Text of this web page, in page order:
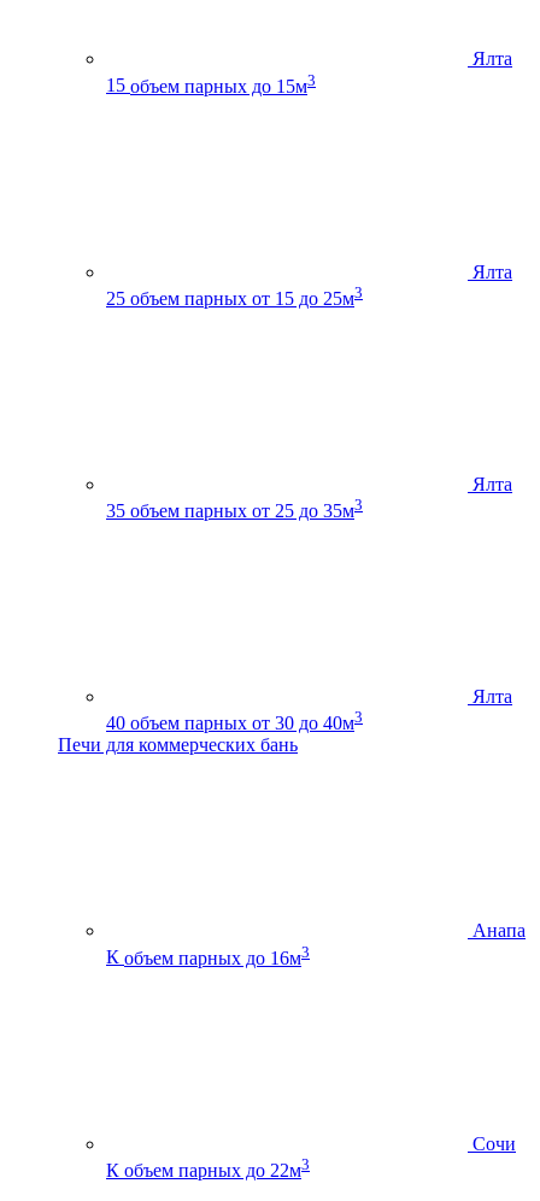
Ялта
15 объем парных до 15м3
Ялта
25 объем парных от 15 до 25м3
Ялта
35 объем парных от 25 до 35м3
Ялта
40 объем парных от 30 до 40м3
Печи для коммерческих бань
Анапа
К объем парных до 16м3
Сочи
К объем парных до 22м3